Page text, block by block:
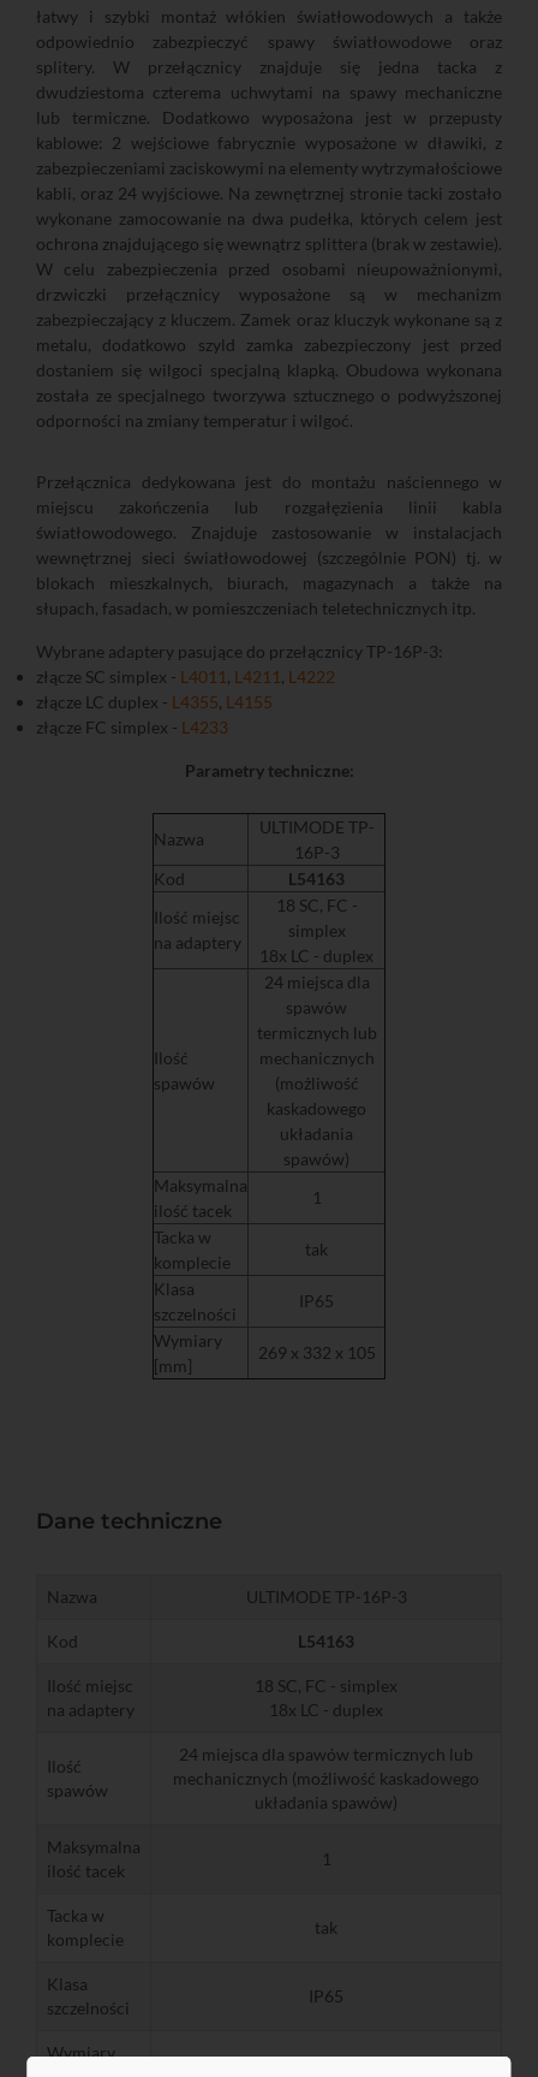
łatwy i szybki montaż włókien światłowodowych a także
odpowiednio zabezpieczyć spawy światłowodowe oraz
splitery. W przełącznicy znajduje się jedna tacka z
dwudziestoma czterema uchwytami na spawy mechaniczne
lub termiczne. Dodatkowo wyposażona jest w przepusty
kablowe: 2 wejściowe fabrycznie wyposażone w dławiki, z
zabezpieczeniami zaciskowymi na elementy wytrzymałościowe
kabli, oraz 24 wyjściowe. Na zewnętrznej stronie tacki zostało
wykonane zamocowanie na dwa pudełka, których celem jest
ochrona znajdującego się wewnątrz splittera (brak w zestawie).
W celu zabezpieczenia przed osobami nieupoważnionymi,
drzwiczki przełącznicy wyposażone są w mechanizm
zabezpieczający z kluczem. Zamek oraz kluczyk wykonane są z
metalu, dodatkowo szyld zamka zabezpieczony jest przed
dostaniem się wilgoci specjalną klapką. Obudowa wykonana
została ze specjalnego tworzywa sztucznego o podwyższonej
odporności na zmiany temperatur i wilgoć.
Przełącznica dedykowana jest do montażu naściennego w
miejscu zakończenia lub rozgałęzienia linii kabla
światłowodowego. Znajduje zastosowanie w instalacjach
wewnętrznej sieci światłowodowej (szczególnie PON) tj. w
blokach mieszkalnych, biurach, magazynach a także na
słupach, fasadach, w pomieszczeniach teletechnicznych itp.
Wybrane adaptery pasujące do przełącznicy TP-16P-3:
złącze SC simplex - L4011 , L4211 , L4222
złącze LC duplex - L4355, L4155
złącze FC simplex - L4233
Parametry techniczne:
Nazwa
ULTIMODE TP-
16P-3
Kod
L54163
Ilość miejsc
na adaptery
18 SC, FC -
simplex
18x LC - duplex
Ilość
spawów
24 miejsca dla
spawów
termicznych lub
mechanicznych
(możliwość
kaskadowego
układania
spawów)
Maksymalna
ilość tacek
1
Tacka w
komplecie
tak
Klasa
szczelności
IP65
Wymiary
[mm]
269 x 332 x 105
Dane techniczne
Nazwa ULTIMODE TP-16P-3
Kod L54163
Ilość miejsc
na adaptery
18 SC, FC - simplex
18x LC - duplex
Ilość
spawów
24 miejsca dla spawów termicznych lub
mechanicznych (możliwość kaskadowego
układania spawów)
Maksymalna
ilość tacek
1
Tacka w
komplecie
tak
Klasa
szczelności
IP65
Wymiary